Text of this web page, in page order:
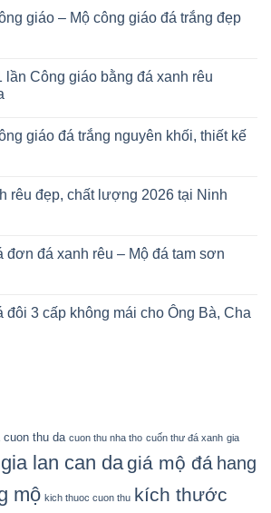
giáo – Mộ công giáo đá trắng đẹp
lần Công giáo bằng đá xanh rêu
giáo đá trắng nguyên khối, thiết kế
rêu đẹp, chất lượng 2026 tại Ninh
đơn đá xanh rêu – Mộ đá tam sơn
đôi 3 cấp không mái cho Ông Bà, Cha
cuon thu da cuon thu nha tho cuốn thư đá xanh gia
gia lan can dagiá mộ đá hang
mộ kich thuoc cuon thu kích thước